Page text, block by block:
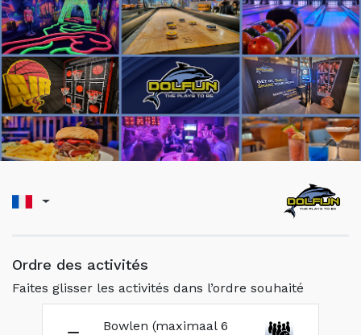
Ordre des activités
Faites glisser les activités dans l’ordre souhaité
Bowlen (maximaal 6